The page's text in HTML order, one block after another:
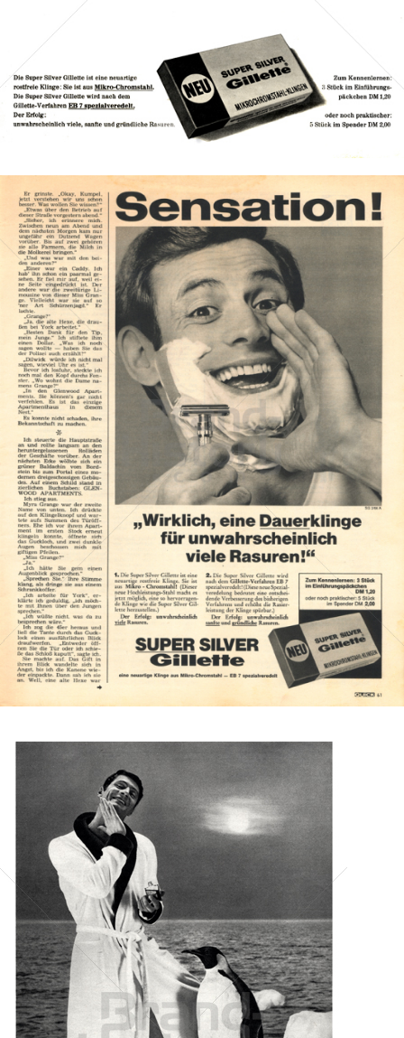
Gillette Gillette-Gruppe Österreich GmbH 1966
Bild-ID: 1712